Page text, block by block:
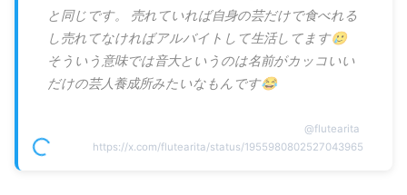
と同じです。 売れていれば自身の芸だけで食べれる
し売れてなければアルバイトして生活してます🥲
そういう意味では音大というのは名前がカッコいい
だけの芸人養成所みたいなもんです😂
@flutearita
https://x.com/flutearita/status/1955980802527043965